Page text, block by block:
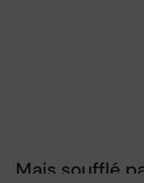
Mais soufflé